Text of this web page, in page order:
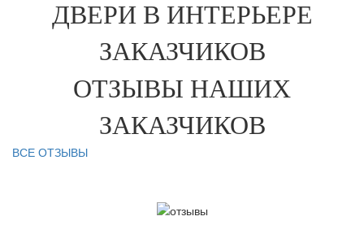
ДВЕРИ В ИНТЕРЬЕРЕ
ЗАКАЗЧИКОВ
ОТЗЫВЫ НАШИХ
ЗАКАЗЧИКОВ
ВСЕ ОТЗЫВЫ